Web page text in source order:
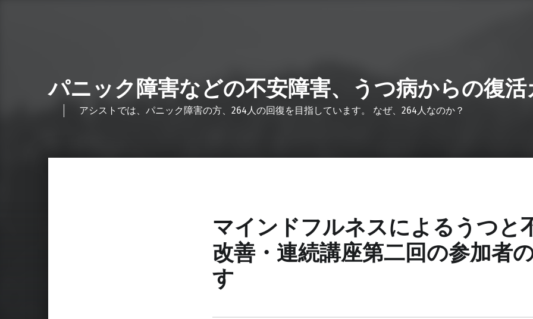
パニック障害などの不安障害、うつ病からの復
アシストでは、パニック障害の方、264人の回復を目指しています。 なぜ、264人なのか？
マインドフルネスによるうつと
改善・連続講座第二回の参加者
す